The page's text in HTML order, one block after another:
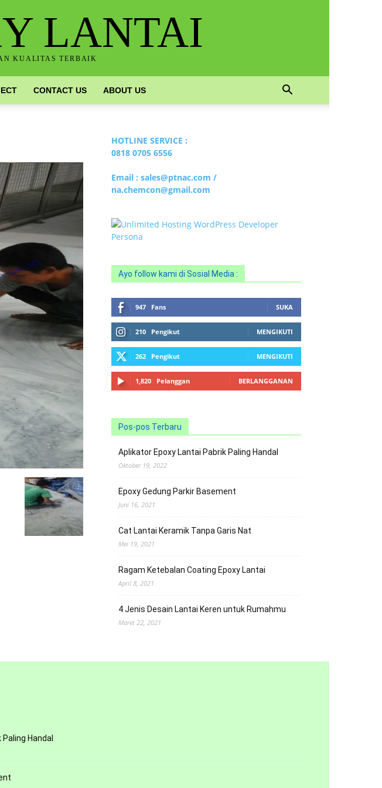
LANTAI
KUALITAS TERBAIK
CONTACT US ABOUT US
HOTLINE SERVICE :
0818 0705 6556
Email : sales@ptnac.com /
na.chemcon@gmail.com
Ayo follow kami di Sosial Media :
947 Fans SUKA
210 Pengikut MENGIKUTI
262 Pengikut MENGIKUTI
1,820 Pelanggan BERLANGGANAN
Pos-pos Terbaru
Aplikator Epoxy Lantai Pabrik Paling Handal
Oktober 19, 2022
Epoxy Gedung Parkir Basement
Juni 16, 2021
Cat Lantai Keramik Tanpa Garis Nat
Mei 19, 2021
Ragam Ketebalan Coating Epoxy Lantai
April 8, 2021
4 Jenis Desain Lantai Keren untuk Rumahmu
Maret 22, 2021
Handal